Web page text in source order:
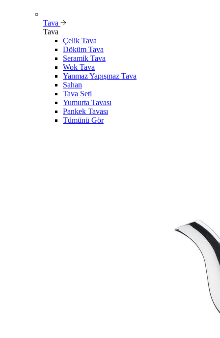
Tava
Tava
Çelik Tava
Döküm Tava
Seramik Tava
Wok Tava
Yanmaz Yapışmaz Tava
Sahan
Tava Seti
Yumurta Tavası
Pankek Tavası
Tümünü Gör